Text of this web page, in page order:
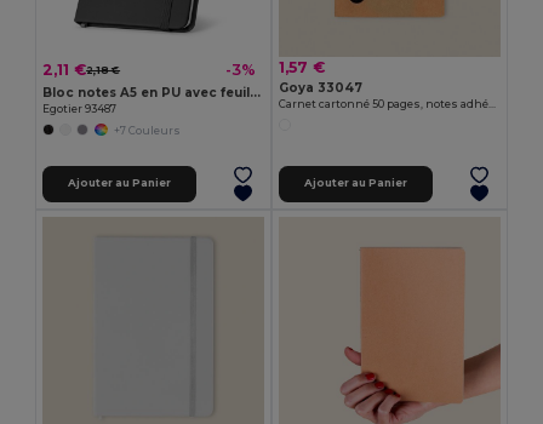
2,11 €2,18 € -3%
Bloc notes A5 en PU avec feuilles unies
Egotier 93487
+7 Couleurs
Ajouter au Panier
1,57 €
Goya 33047
Ajouter au Panier